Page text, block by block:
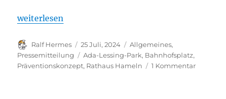
„Presseinfo Rathaus Hameln: Wie Hameln noch
weiterlesen
Autor
Ralf Hermes
Veröffentlicht
am
25 Juli, 2024 Kategorien
Allgemeines,
Pressemitteilung
Schlagwörter
Ada-Lessing-Park, Bahnhofsplatz,
Präventionskonzept, Rathaus Hameln 1 Kommentarzu